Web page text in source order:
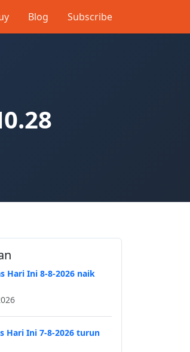
Blog Subscribe
Hari Ini 8-8-2026 naik
Hari Ini 7-8-2026 turun